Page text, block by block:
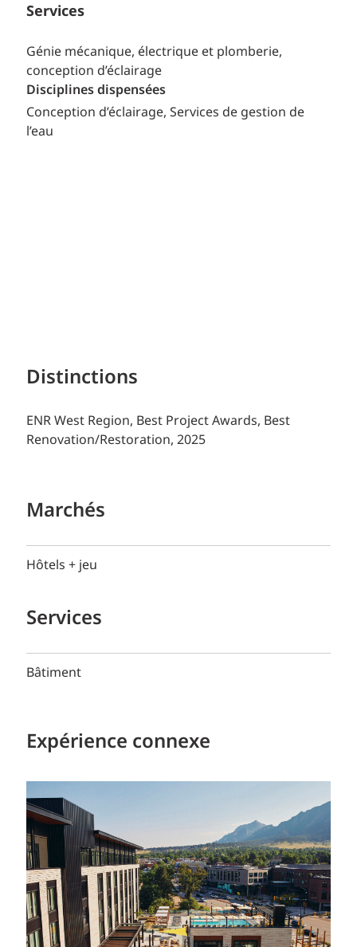
Services
Génie mécanique, électrique et plomberie,
conception d’éclairage
Disciplines dispensées
Conception d’éclairage Services de gestion de
l’eau
Distinctions
ENR West Region, Best Project Awards, Best
Renovation/Restoration, 2025
Marchés
Hôtels + jeu
Services
Bâtiment
Expérience connexe